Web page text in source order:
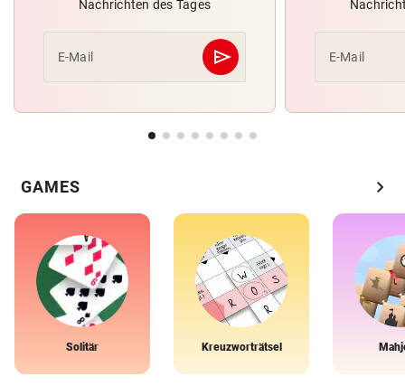
Nachrichten des Tages
E-Mail send
Abschicken E-Mail
GAMES chevron_right
Solitär Kreuzworträtsel